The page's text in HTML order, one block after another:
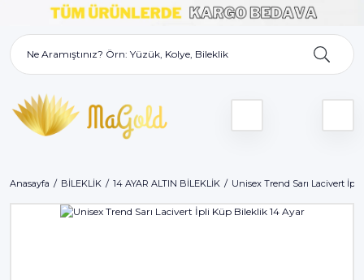
Anasayfa BİLEKLİK 14 AYAR ALTIN BİLEKLİK Unisex Trend Sarı Lacivert